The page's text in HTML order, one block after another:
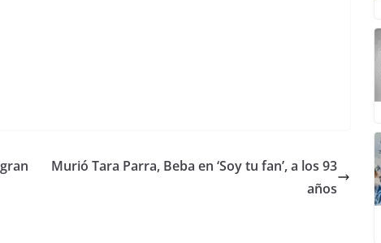
Murió Tara Parra, Beba en ‘Soy tu fan’, a los 93
años